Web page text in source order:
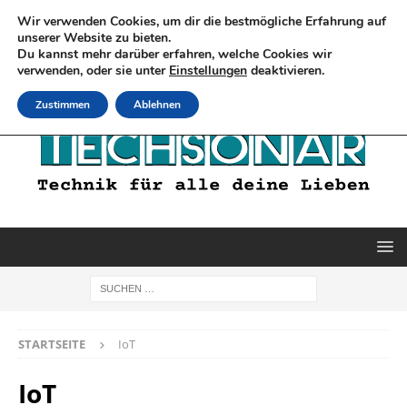
STARTSEITE IoT
IoT
Wir verwenden Cookies, um dir die bestmögliche Erfahrung auf
unserer Website zu bieten.
Du kannst mehr darüber erfahren, welche Cookies wir
verwenden, oder sie unter Einstellungen deaktivieren.
Zustimmen Ablehnen